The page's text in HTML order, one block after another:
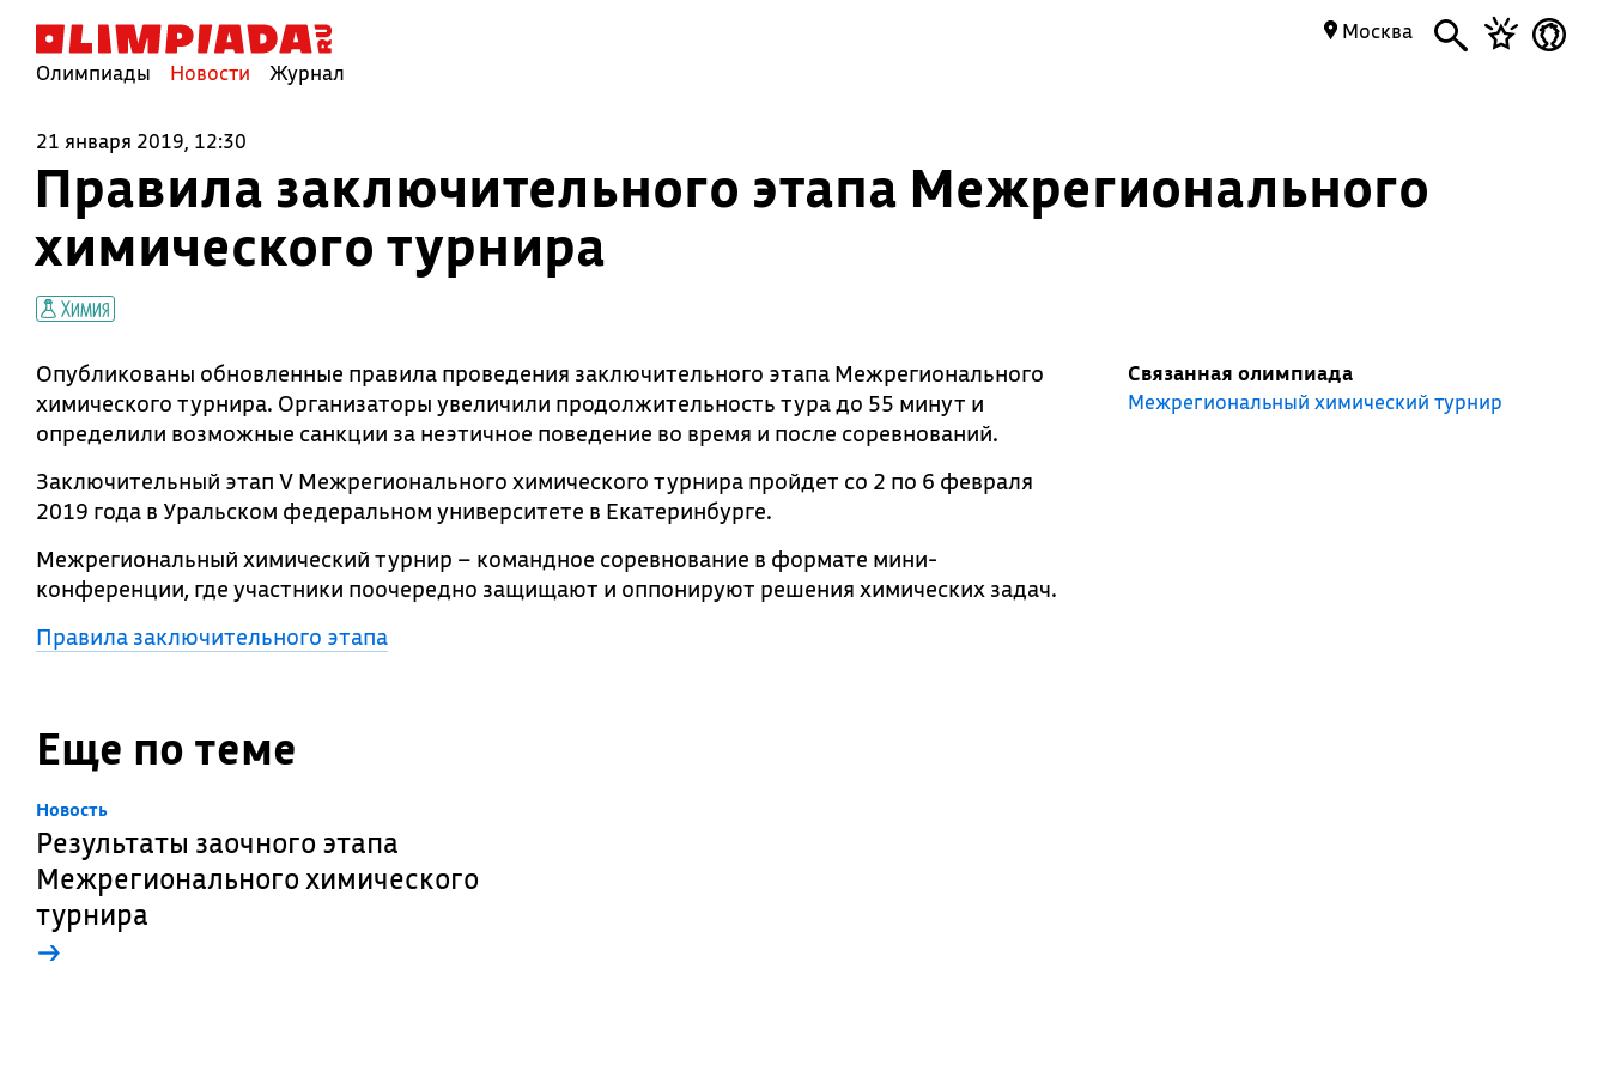
Олимпиады Новости Журнал
Москва
21 января 2019, 12:30
Правила заключительного этапа Межрегионального
химического турнира
Химия
Опубликованы обновленные правила проведения заключительного этапа Межрегионального
химического турнира. Организаторы увеличили продолжительность тура до 55 минут и
определили возможные санкции за неэтичное поведение во время и после соревнований.
Заключительный этап V Межрегионального химического турнира пройдет со 2 по 6 февраля
2019 года в Уральском федеральном университете в Екатеринбурге.
Межрегиональный химический турнир – командное соревнование в формате мини-
конференции, где участники поочередно защищают и оппонируют решения химических задач.
Правила заключительного этапа
Связанная олимпиада
Межрегиональный химический турнир
Еще по теме
Новость
Результаты заочного этапа
Межрегионального химического
турнира
→